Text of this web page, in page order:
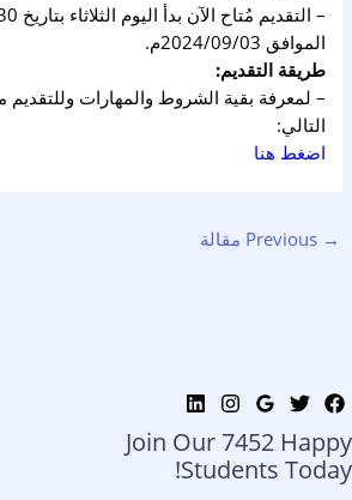
الموافق 2024/09/03م.
طريقة التقديم:
– لمعرفة بقية الشروط والمهارات وللتقديم
التالي:
اضغط هنا
→
Join Our 7452 Happy
Students​ Today!